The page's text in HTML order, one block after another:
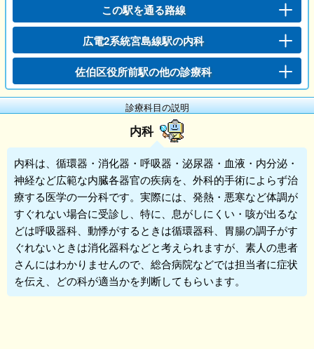
この駅を通る路線
広電2系統宮島線駅の内科
佐伯区役所前駅の他の診療科
診療科目の説明
内科
内科は、循環器・消化器・呼吸器・泌尿器・血液・内分泌・
神経など広範な内臓各器官の疾病を、外科的手術によらず治
療する医学の一分科です。実際には、発熱・悪寒など体調が
すぐれない場合に受診し、特に、息がしにくい・咳が出るな
どは呼吸器科、動悸がするときは循環器科、胃腸の調子がす
ぐれないときは消化器科などと考えられますが、素人の患者
さんにはわかりませんので、総合病院などでは担当者に症状
を伝え、どの科が適当かを判断してもらいます。